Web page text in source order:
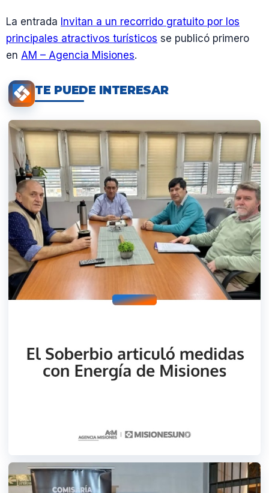
La entrada Invitan a un recorrido gratuito por los
principales atractivos turísticos se publicó primero
en AM – Agencia Misiones.
TE PUEDE INTERESAR